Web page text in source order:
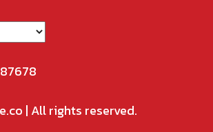
| All rights reserved.